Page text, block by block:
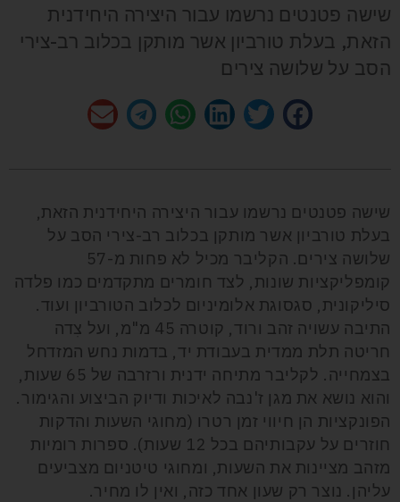
שישה פטנטים נרשמו עבור היצירה היחידנית
הזאת, בעלת טורביון אשר מותקן בכלוב רב-צירי
הסב על שלושה צירים
שישה פטנטים נרשמו עבור היצירה היחידנית הזאת,
בעלת טורביון אשר מותקן בכלוב רב-צירי הסב על
שלושה צירים. הקליבר מכיל לא פחות מ-57
קומפליקציות שונות, לצד חומרים מתקדמים כמו פלדה
סיליקונית, סגסוגת אלומיניום לכלוב הטורביון ועוד.
התיבה עשויה זהב ורוד, קוטרה 45 מ"מ, ועל צִדה
חריטה תלת ממדית בעבודת יד, בדמות נחש המזדחל
בצמחייה. לקליבר מתיחה ידנית ורזרבה של 65 שעות,
והוא נושא את מגן ז'נבה לאיכות ודיוק הביצוע והגימור.
הפונקציות הן חיווי זמן רטרו (מחוגי השעות והדקות
חוזרים על עקבותיהם בכל 12 שעות). ספרות רומיות
מזהב מציינות את השעות, ומחוגי טיטניום מצביעים
עליהן. נוצר רק שעון אחד כזה, ואין לו מחיר.